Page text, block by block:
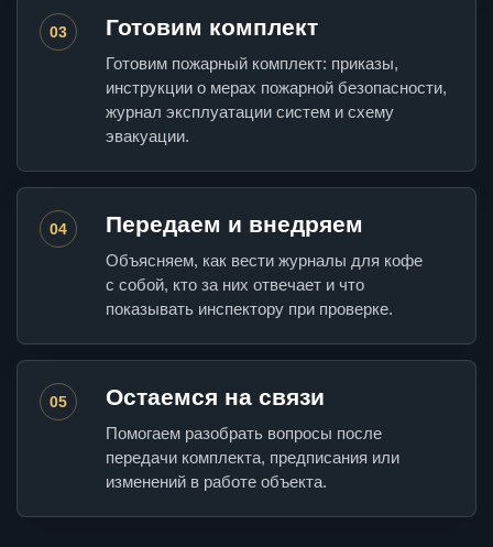
03 Готовим комплект
Готовим пожарный комплект: приказы,
инструкции о мерах пожарной безопасности,
журнал эксплуатации систем и схему
эвакуации.
04 Передаем и внедряем
Объясняем, как вести журналы для кофе
с собой, кто за них отвечает и что
показывать инспектору при проверке.
05 Остаемся на связи
Помогаем разобрать вопросы после
передачи комплекта, предписания или
изменений в работе объекта.